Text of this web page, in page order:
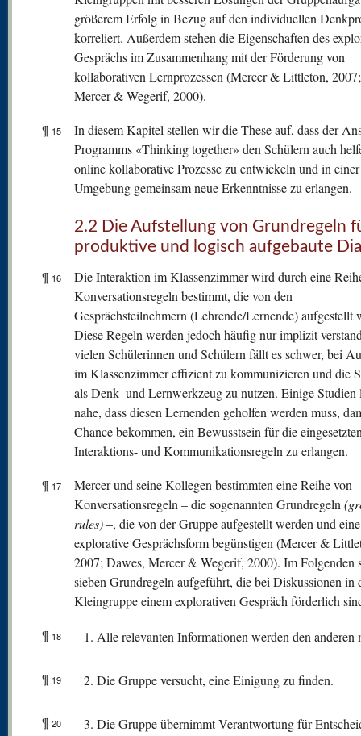
größerem Erfolg in Bezug auf den individuellen
korreliert. Außerdem stehen die Eigenschaften des
Gesprächs im Zusammenhang mit der Förderung von
kollaborativen Lernprozessen (Mercer & Littleton,
Mercer & Wegerif, 2000).
¶ 15
In diesem Kapitel stellen wir die These auf, dass der
Programms «Thinking together» den Schülern auch
online kollaborative Prozesse zu entwickeln und in
Umgebung gemeinsam neue Erkenntnisse zu erlangen.
2.2 Die Aufstellung von Grundregeln
produktive und logisch aufgebaute
¶ 16
Die Interaktion im Klassenzimmer wird durch eine
Konversationsregeln bestimmt, die von den
Gesprächsteilnehmern (Lehrende/Lernende) aufgestellt
Diese Regeln werden jedoch häufig nur implizit
vielen Schülerinnen und Schülern fällt es schwer, bei
im Klassenzimmer effizient zu kommunizieren und die
als Denk- und Lernwerkzeug zu nutzen. Einige Studien
nahe, dass diesen Lernenden geholfen werden muss,
Chance bekommen, ein Bewusstsein für die
Interaktions- und Kommunikationsregeln zu erlangen.
¶ 17
Mercer und seine Kollegen bestimmten eine Reihe von
Konversationsregeln – die sogenannten Grundregeln
rules)–, die von der Gruppe aufgestellt werden und eine
explorative Gesprächsform begünstigen (Mercer &
2007; Dawes, Mercer & Wegerif, 2000). Im Folgenden
sieben Grundregeln aufgeführt, die bei Diskussionen in
Kleingruppe einem explorativen Gespräch förderlich
¶ 18 Alle relevanten Informationen werden den anderen
¶ 19 Die Gruppe versucht, eine Einigung zu finden.
¶ 20 Die Gruppe übernimmt Verantwortung für